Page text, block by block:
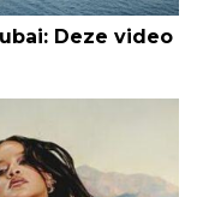
Deze video